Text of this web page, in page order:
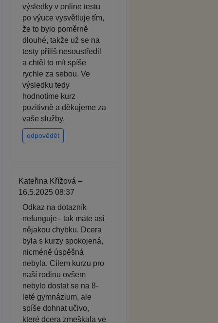
výsledky v online testu
po výuce vysvětluje tím,
že to bylo poměrně
dlouhé, takže už se na
testy příliš nesoustředil
a chtěl to mít spíše
rychle za sebou. Ve
výsledku tedy
hodnotíme kurz
pozitivně a děkujeme za
vaše služby.
odpovědět
Kateřina Křížová –
16.5.2025 08:37
Odkaz na dotazník
nefunguje - tak máte asi
nějakou chybku. Dcera
byla s kurzy spokojená,
nicméně úspěšná
nebyla. Cílem kurzu pro
naší rodinu ovšem
nebylo dostat se na 8-
leté gymnázium, ale
spíše dohnat učivo,
které dcera zmeškala ve